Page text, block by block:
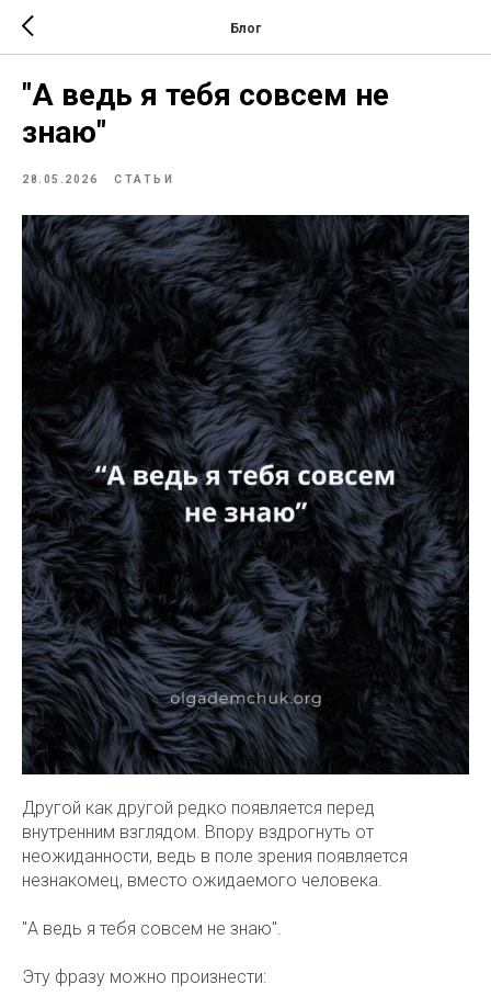
Блог
"А ведь я тебя совсем не
знаю"
28.05.2026 СТАТЬИ
Другой как другой редко появляется перед
внутренним взглядом. Впору вздрогнуть от
неожиданности, ведь в поле зрения появляется
незнакомец, вместо ожидаемого человека.
"А ведь я тебя совсем не знаю".
Эту фразу можно произнести: